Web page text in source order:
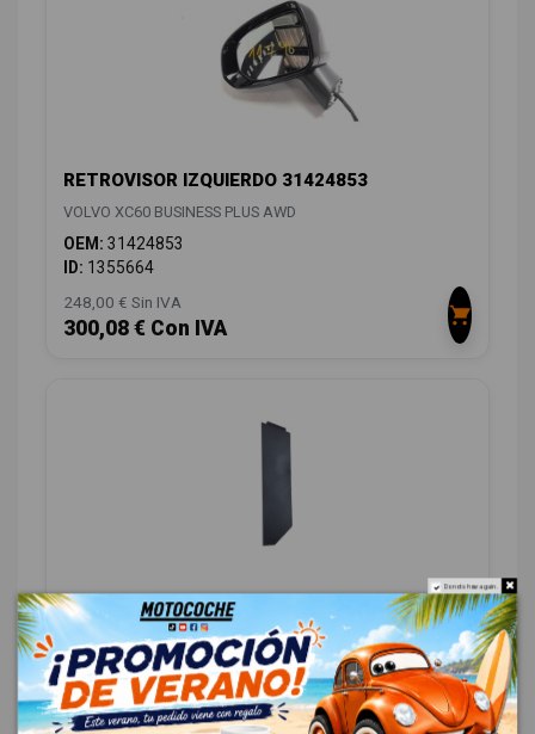
RETROVISOR IZQUIERDO 31424853
VOLVO XC60 BUSINESS PLUS AWD
OEM: 31424853
ID: 1355664
248,00 € Sin IVA
300,08 € Con IVA
MOLDURA 31417528
VOLVO XC60 BUSINESS PLUS AWD
OEM:31417528
ID:1374736
Do not show again.